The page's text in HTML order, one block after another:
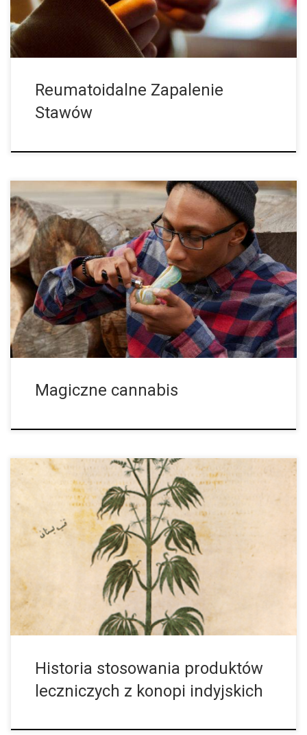
życie Tracie było bardzo trudne. Do chodzenia używała laski, a
czasami z powodu silnego bólu w […]
Reumatoidalne Zapalenie
Stawów
Marihuana to jednoroczne, dwupienne, kwitnące zioło. Liście tej
rośliny są złożone palmowo lub cyfrowo, oraz posiadają
ząbkowane płatki. Pierwsza para liści zwykle posiada jedną
ulotkę, a liczba ta Na szczycie rośliny kwitnącej liczba ta
ponownie zmniejsza się do jednej ulotki na liść. Dolne pary liści
zwykle występują w układzie przeciwnych liści, a górne pary liści
w układzie naprzemiennym – na głównej łodydze dojrzałej
rośliny. Cannabis zwykle cechują niedoskonałe kwiaty, a […]
Magiczne cannabis
Marihuana jest uprawiana w Azji od wielu tysięcy lat. Od
dłuższego czasu wytwarza się z jej wszechstronnego włókna
odzież, tkaniny i liny i jej nasiona konopi są też ważną częścią
diety. Składniki lecznicze tej rośliny były wykorzystywane już w
czasach przedchrześcijańskich przez wiele kultur religijnych
podczas rytuałów i ceremonii uzdrawiania chorych. Konopia
została ogłoszona świętą rośliną w Wedach (Indie, 1500 –
1300 p.n.e), ale także w książce Chu-tzu (Chiny, około […]
Historia stosowania produktów
leczniczych z konopi indyjskich